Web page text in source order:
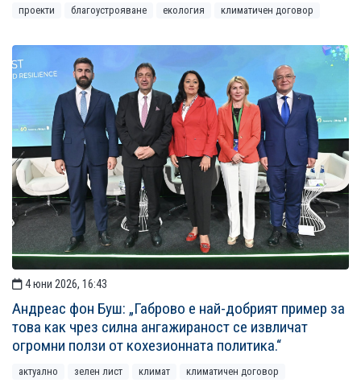
проекти благоустрояване екология климатичен договор
4 юни 2026, 16:43
Андреас фон Буш: „Габрово е най-добрият пример за
това как чрез силна ангажираност се извличат
огромни ползи от кохезионната политика.“
актуално зелен лист климат климатичен договор